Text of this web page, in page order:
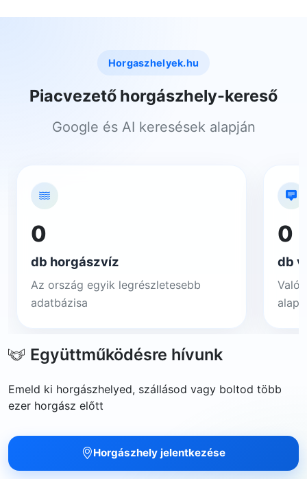
Horgaszhelyek.hu
Piacvezető horgászhely-kereső
Google és AI keresések alapján
0
db horgászvíz
Az ország egyik legrészletesebb
adatbázisa
0
db
Együttműködésre hívunk
Emeld ki horgászhelyed, szállásod vagy boltod több
ezer horgász előtt
Horgászhely jelentkezése